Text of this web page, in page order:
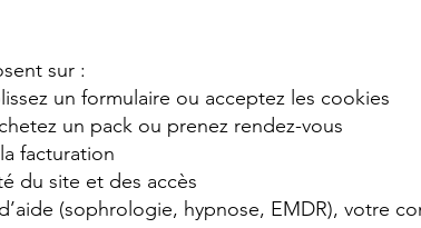
sur :
un formulaire ou acceptez les cookies
un pack ou prenez rendez-vous
facturation
du site et des accès
(sophrologie, hypnose, EMDR), votre